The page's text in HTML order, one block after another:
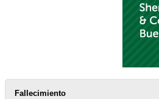
Fallecimiento